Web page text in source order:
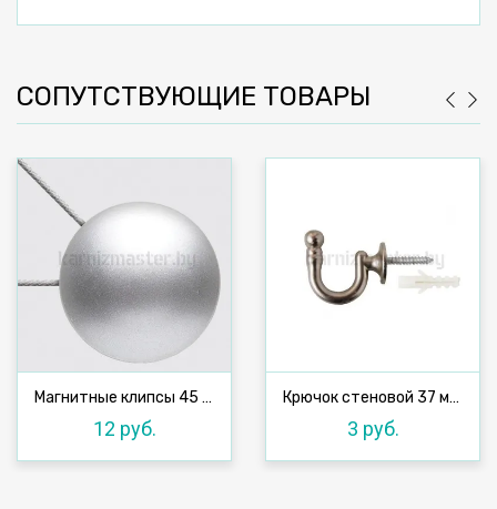
СОПУТСТВУЮЩИЕ ТОВАРЫ
Магнитные клипсы 45 мм с тросом, №3
12 руб.
Крючок стеновой 37 мм, сатин
3 руб.